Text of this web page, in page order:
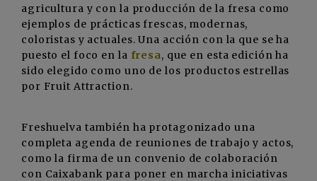
agricultura y con la producción de la fresa como
ejemplos de prácticas frescas, modernas,
coloristas y actuales. Una acción con la que se ha
puesto el foco en la fresa, que en esta edición ha
sido elegido como uno de los productos estrellas
por Fruit Attraction.
Freshuelva también ha protagonizado una
completa agenda de reuniones de trabajo y actos,
como la firma de un convenio de colaboración
con Caixabank para poner en marcha iniciativas